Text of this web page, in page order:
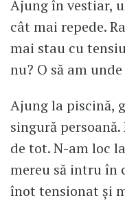
Ajung în vestiar,
cât mai repede.
mai stau cu
nu? O să am
Ajung la piscină,
singură
de tot. N-am loc
mereu să intru în
înot tensionat și